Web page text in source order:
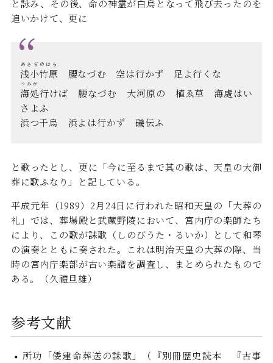
と詠み、その後、命の神霊が白鳥となって飛び去ったのを
追いかけて、更に
浅小竹原
あさぢのはら
腰なづむ 空は行かず 足よ行くな
海処
うみが
行けば 腰なづむ 大河原の 植ゑ草 海處はい
さよふ
浜つ千鳥 浜よは行かず 磯伝ふ
と歌ったとし、更に「今に至るまで其の歌は、天皇の大御
葬に歌ふなり」と記している。
平成元年（1989）2月24日に行われた昭和天皇の「大葬の
礼」では、葬場殿と武蔵野陵において、宮内庁の楽師たち
により、この歌が誄歌（しのびうた・るいか）として和琴
の演奏とともに奏された。これは明治天皇の大葬の際、当
時の宮内庁楽部が古い楽譜を調査し、まとめられたもので
ある。（久禮旦雄）
参考文献
所功「倭建命葬送の誄歌」（『別冊歴史読本 『古事